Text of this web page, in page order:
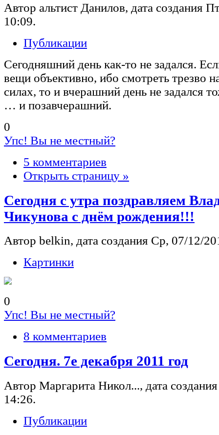
Автор альтист Данилов, дата создания
10:09.
Публикации
Сегодняшний день как-то не задался.
вещи объективно, ибо смотреть трезво
силах, то и вчерашний день не задался
… и позавчерашний.
0
Упс! Вы не местный?
5 комментариев
Открыть страницу »
Сегодня с утра поздравляем
Чикунова с днём рождения!!!
Автор belkin, дата создания Ср, 07/12/
Картинки
0
Упс! Вы не местный?
8 комментариев
Сегодня. 7е декабря 2011 год
Автор Маргарита Никол..., дата
14:26.
Публикации